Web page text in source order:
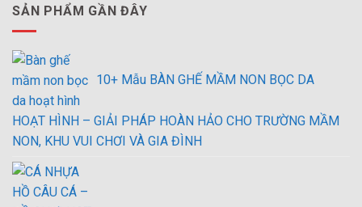
SẢN PHẨM GẦN ĐÂY
10+ Mẫu BÀN GHẾ MẦM NON BỌC DA
HOẠT HÌNH – GIẢI PHÁP HOÀN HẢO CHO TRƯỜNG MẦM
NON, KHU VUI CHƠI VÀ GIA ĐÌNH